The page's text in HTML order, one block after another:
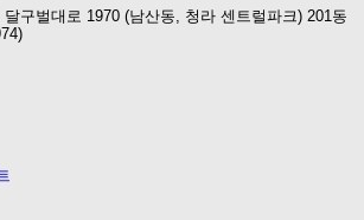
구벌대로 1970 (남산동, 청라 센트럴파크) 201동